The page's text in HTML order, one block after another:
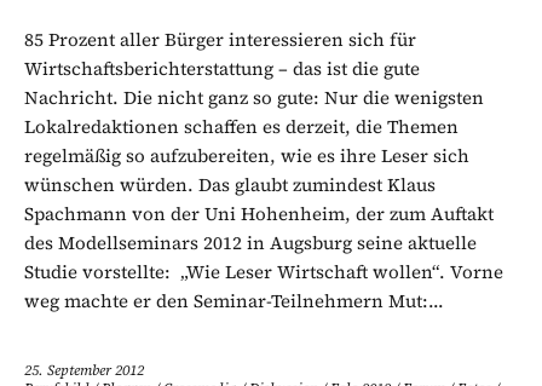
85 Prozent aller Bürger interessieren sich für
Wirtschaftsberichterstattung – das ist die gute
Nachricht. Die nicht ganz so gute: Nur die wenigsten
Lokalredaktionen schaffen es derzeit, die Themen
regelmäßig so aufzubereiten, wie es ihre Leser sich
wünschen würden. Das glaubt zumindest Klaus
Spachmann von der Uni Hohenheim, der zum Auftakt
des Modellseminars 2012 in Augsburg seine aktuelle
Studie vorstellte: „Wie Leser Wirtschaft wollen“. Vorne
weg machte er den Seminar-Teilnehmern Mut:...
25. September 2012